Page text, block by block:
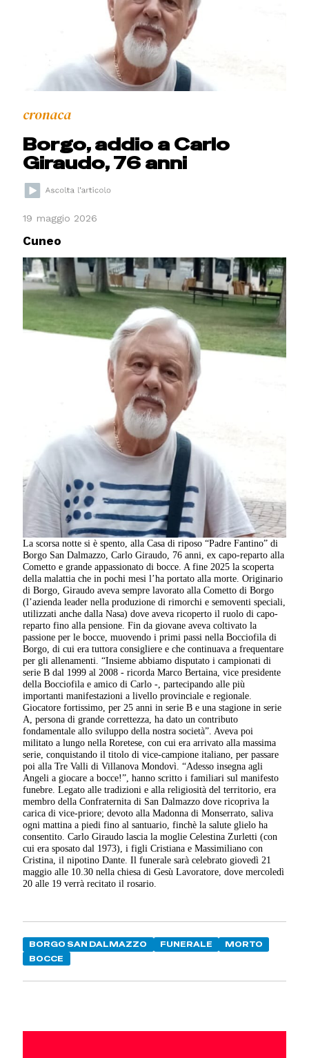
cronaca
Borgo, addio a Carlo
Giraudo, 76 anni
19 maggio 2026
Cuneo
La scorsa notte si è spento, alla Casa di riposo “Padre Fantino” di
Borgo San Dalmazzo, Carlo Giraudo, 76 anni, ex capo-reparto alla
Cometto e grande appassionato di bocce. A fine 2025 la scoperta
della malattia che in pochi mesi l’ha portato alla morte. Originario
di Borgo, Giraudo aveva sempre lavorato alla Cometto di Borgo
(l’azienda leader nella produzione di rimorchi e semoventi speciali,
utilizzati anche dalla Nasa) dove aveva ricoperto il ruolo di capo-
reparto fino alla pensione. Fin da giovane aveva coltivato la
passione per le bocce, muovendo i primi passi nella Bocciofila di
Borgo, di cui era tuttora consigliere e che continuava a frequentare
per gli allenamenti. “Insieme abbiamo disputato i campionati di
serie B dal 1999 al 2008 - ricorda Marco Bertaina, vice presidente
della Bocciofila e amico di Carlo -, partecipando alle più
importanti manifestazioni a livello provinciale e regionale.
Giocatore fortissimo, per 25 anni in serie B e una stagione in serie
A, persona di grande correttezza, ha dato un contributo
fondamentale allo sviluppo della nostra società”. Aveva poi
militato a lungo nella Roretese, con cui era arrivato alla massima
serie, conquistando il titolo di vice-campione italiano, per passare
poi alla Tre Valli di Villanova Mondovì. “Adesso insegna agli
Angeli a giocare a bocce!”, hanno scritto i familiari sul manifesto
funebre. Legato alle tradizioni e alla religiosità del territorio, era
membro della Confraternita di San Dalmazzo dove ricopriva la
carica di vice-priore; devoto alla Madonna di Monserrato, saliva
ogni mattina a piedi fino al santuario, finchè la salute glielo ha
consentito. Carlo Giraudo lascia la moglie Celestina Zurletti (con
cui era sposato dal 1973), i figli Cristiana e Massimiliano con
Cristina, il nipotino Dante. Il funerale sarà celebrato giovedì 21
maggio alle 10.30 nella chiesa di Gesù Lavoratore, dove mercoledì
20 alle 19 verrà recitato il rosario.
BORGO SAN DALMAZZO FUNERALE
MORTO
BOCCE